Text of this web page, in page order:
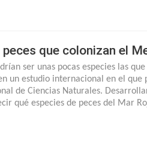
peces que colonizan el
ser unas pocas especies las
un estudio internacional en el
de Ciencias Naturales.
qué especies de peces del Mar